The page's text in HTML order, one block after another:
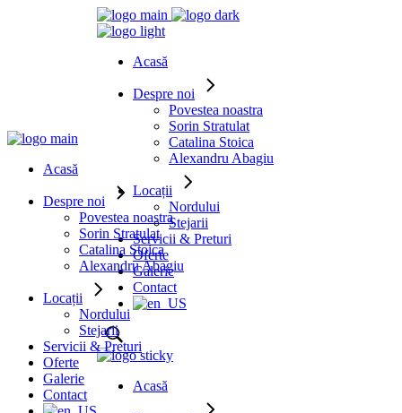
Acasă
Despre noi
Povestea noastra
Sorin Stratulat
Catalina Stoica
Alexandru Abagiu
Locații
Nordului
Stejarii
Servicii & Preturi
Oferte
Galerie
Contact
Acasă
Acasă
Despre noi
Povestea noastra
Sorin Stratulat
Catalina Stoica
Alexandru Abagiu
Locații
Nordului
Stejarii
Servicii & Preturi
Oferte
Galerie
Contact